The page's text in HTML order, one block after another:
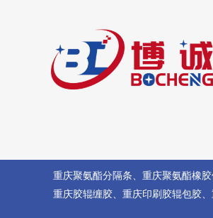
重庆聚氨酯分隔条、 重庆聚氨酯橡
重庆胶辊缠胶、 重庆印刷胶辊包胶、